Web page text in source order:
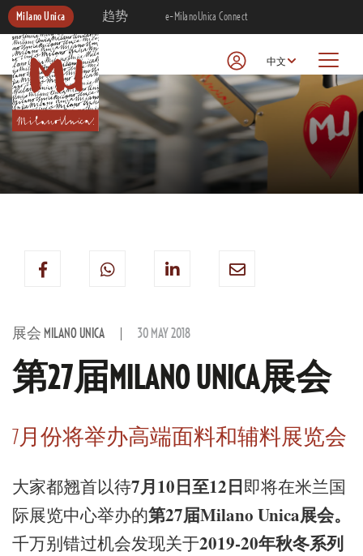
Milano Unica 趋势 e-MilanoUnica Connect
中文
展会 MILANO UNICA 30 MAY 2018
第27届MILANO UNICA展会
7月份将举办高端面料和辅料展览会
大家都翘首以待7月10日至12日即将在米兰国
际展览中心举办的第27届Milano Unica展会。
千万别错过机会发现关于2019-20年秋冬系列